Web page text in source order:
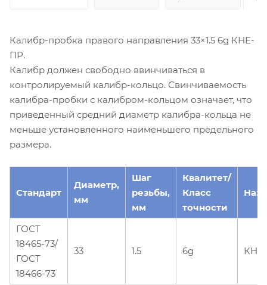
Калибр-пробка правого направления 33×1.5 6g КНЕ-
ПР.
Калибр должен свободно ввинчиваться в
контролируемый калибр-кольцо. Свинчиваемость
калибра-пробки с калибром-кольцом означает, что
приведенный средний диаметр калибра-кольца не
меньше установленного наименьшего предельного
размера.
Стандарт
Диаметр,
мм
Шаг
резьбы,
мм
Квалитет/
Класс
точности
ГОСТ
18465-73/
ГОСТ
18466-73
33 1.5 6g